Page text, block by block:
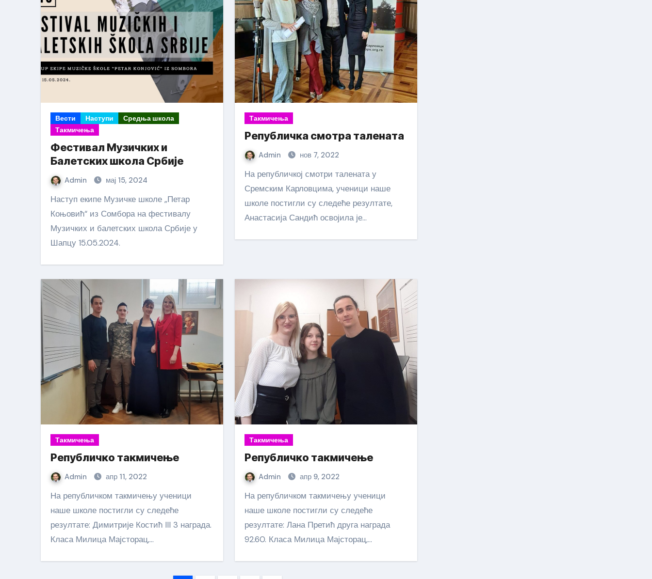
Вести Наступи
Средња школа
Такмичења
Фестивал Музичких и
Балетских школа Србије
Admin мај 15, 2024
Наступ екипе Музичке школе „Петар
Коњовић“ из Сомбора на фестивалу
Музичких и балетских школа Србије у
Шапцу 15.05.2024.
Такмичења
Републичка смотра талената
Admin нов 7, 2022
На републичкој смотри талената у
Сремским Карловцима, ученици наше
школе постигли су следеће резултате,
Анастасија Сандић освојила је…
Такмичења
Републичко такмичење
Admin апр 11, 2022
На републичком такмичењу ученици
наше школе постигли су следеће
резултате: Димитрије Костић III 3 награда.
Класа Милица Мајсторац,…
Такмичења
Републичко такмичење
Admin апр 9, 2022
На републичком такмичењу ученици
наше школе постигли су следеће
резултате: Лана Претић друга награда
92.60. Класа Милица Мајсторац,…